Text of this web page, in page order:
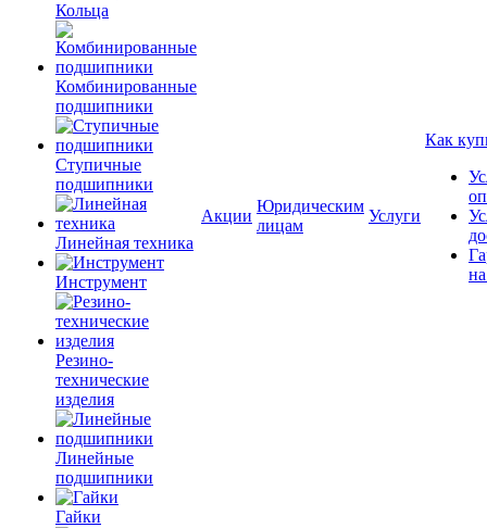
Кольца
Комбинированные
подшипники
Ступичные
подшипники
Линейная техника
Инструмент
Резино-
технические
изделия
Линейные
подшипники
Гайки
Акции
Юридическим
лицам
Услуги
Как